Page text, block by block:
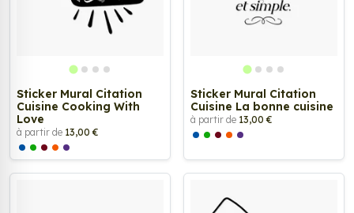
Sticker Mural Citation
Cuisine Cooking With
Love
à partir de 13,00 €
Sticker Mural Citation
Cuisine La bonne cuisine
à partir de 13,00 €